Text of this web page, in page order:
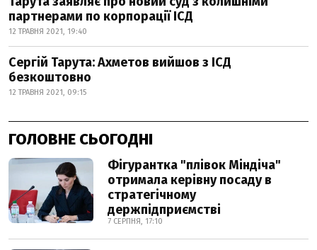
партнерами по корпорації ІСД
12 ТРАВНЯ 2021, 19:40
Сергій Тарута: Ахметов вийшов з ІСД
безкоштовно
12 ТРАВНЯ 2021, 09:15
ГОЛОВНЕ СЬОГОДНІ
Фігурантка "плівок Міндіча"
отримала керівну посаду в
стратегічному
держпідприємстві
7 СЕРПНЯ, 17:10